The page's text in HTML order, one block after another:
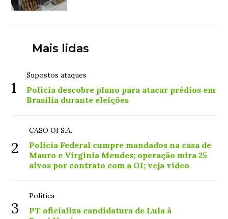
Mais lidas
1
Supostos ataques
Polícia descobre plano para atacar prédios em
Brasília durante eleições
2
CASO OI S.A.
Polícia Federal cumpre mandados na casa de
Mauro e Virginia Mendes; operação mira 25
alvos por contrato com a OI; veja vídeo
3
Política
PT oficializa candidatura de Lula à